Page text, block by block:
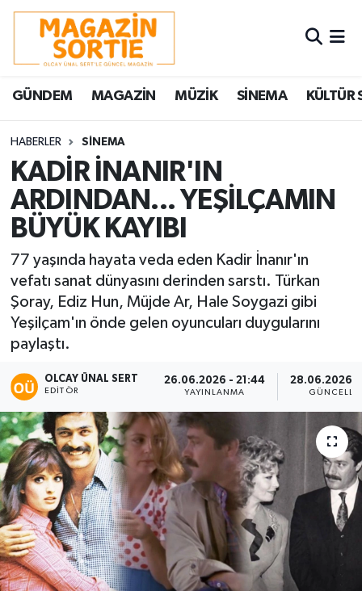
GÜNDEM MAGAZİN MÜZİK SİNEMA KÜLTÜR
HABERLER SİNEMA
KADİR İNANIR'IN
ARDINDAN... YEŞİLÇAMIN
BÜYÜK KAYIBI
77 yaşında hayata veda eden Kadir İnanır'ın
vefatı sanat dünyasını derinden sarstı. Türkan
Şoray, Ediz Hun, Müjde Ar, Hale Soygazi gibi
Yeşilçam'ın önde gelen oyuncuları duygularını
paylaştı.
OLCAY ÜNAL SERT
EDITÖR
26.06.2026 - 21:44
YAYINLANMA
28.06.2026 -
Nöbetçi Eczaneler
Hava Durumu
Trafik Durumu
Süper Lig Puan Durumu ve Fikstür
Tüm Manşetler
Son Dakika Haberleri
Haber Arşivi